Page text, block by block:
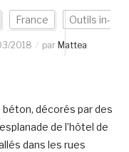
France Outils in-
2018 par Mattea
béton, décorés par des
de l’hôtel de
dans les rues